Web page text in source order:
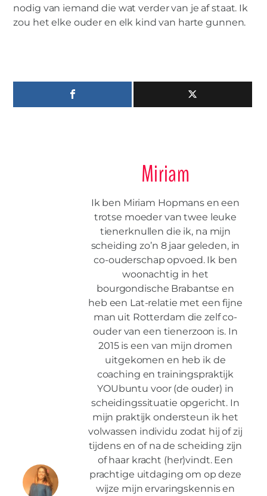
nodig van iemand die wat verder van je af staat. Ik
zou het elke ouder en elk kind van harte gunnen.
Miriam
Ik ben Miriam Hopmans en een
trotse moeder van twee leuke
tienerknullen die ik, na mijn
scheiding zo’n 8 jaar geleden, in
co-ouderschap opvoed. Ik ben
woonachtig in het
bourgondische Brabantse en
heb een Lat-relatie met een fijne
man uit Rotterdam die zelf co-
ouder van een tienerzoon is. In
2015 is een van mijn dromen
uitgekomen en heb ik de
coaching en trainingspraktijk
YOUbuntu voor (de ouder) in
scheidingssituatie opgericht. In
mijn praktijk ondersteun ik het
volwassen individu zodat hij of zij
tijdens en of na de scheiding zijn
of haar kracht (her)vindt. Een
prachtige uitdaging om op deze
wijze mijn ervaringskennis en